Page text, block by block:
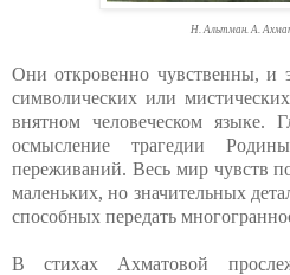
Н. Альтман. А.
Они откровенно чувственны, и
символических или
внятном человеческом языке.
осмысление трагедии
переживаний. Весь мир чувств
маленьких, но значительных
способных передать
В стихах Ахматовой